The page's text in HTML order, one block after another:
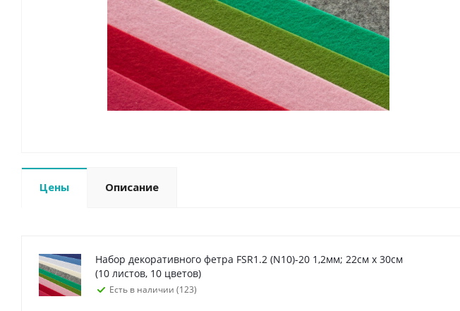
Цены Описание
Набор декоративного фетра FSR1.2 (N10)-20 1,2мм; 22см х 30см
(10 листов, 10 цветов)
Есть в наличии (123)